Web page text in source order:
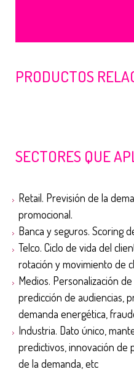
PRODUCTOS
SECTORES QUE
Retail. Previsión de la
promocional.
Banca y seguros. Scoring
Telco. Ciclo de vida del
rotación y movimiento de
Medios. Personalización
predicción de audiencias,
demanda energética,
Industria. Dato único,
predictivos, innovación de
de la demanda, etc